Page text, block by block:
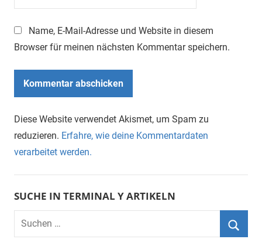
Name, E-Mail-Adresse und Website in diesem
Browser für meinen nächsten Kommentar speichern.
Diese Website verwendet Akismet, um Spam zu
reduzieren. Erfahre, wie deine Kommentardaten
verarbeitet werden.
SUCHE IN TERMINAL Y ARTIKELN
Suchen
nach: